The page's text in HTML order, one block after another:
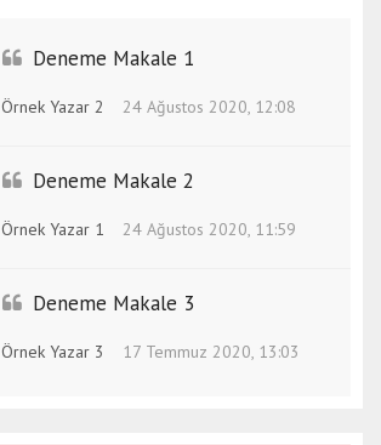
Deneme Makale 1
Örnek Yazar 2 24 Ağustos 2020, 12:08
Deneme Makale 2
Örnek Yazar 1 24 Ağustos 2020, 11:59
Deneme Makale 3
Örnek Yazar 3 17 Temmuz 2020, 13:03